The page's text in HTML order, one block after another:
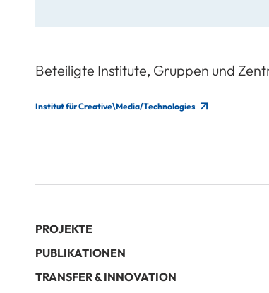
Beteiligte Institute, Gruppen und
Institut für Creative\Media/Technologies
PROJEKTE
PUBLIKATIONEN
TRANSFER & INNOVATION